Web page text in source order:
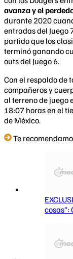
avanza y el
durante 2020
entradas del Juego
partido que los
terminó ganando
outs del Juego 6.
Con el respaldo de
compañeros y
al terreno de juego
18:07 horas en el
de México.
Te
cosas”: